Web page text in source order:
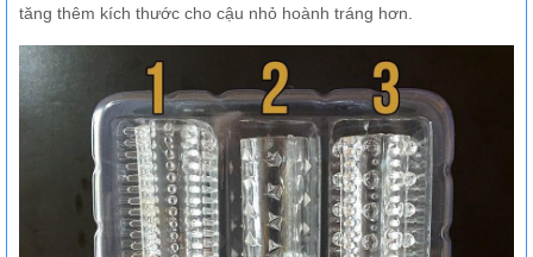
tăng thêm kích thước cho cậu nhỏ hoành tráng hơn.